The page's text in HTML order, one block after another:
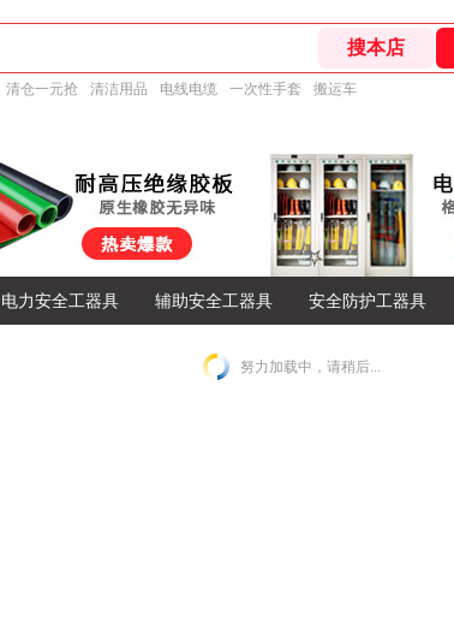
清仓一元抢 清洁用品 电线电缆 一次性手套 搬运车
电力安全工器具 辅助安全工器具 安全防护工器具
努力加载中，请稍后...